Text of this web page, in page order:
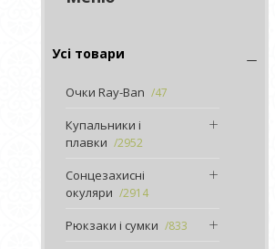
Усі товари
Очки Ray-Ban 47
Купальники і
плавки
2952
Сонцезахисні
окуляри
2914
Рюкзаки і сумки 833